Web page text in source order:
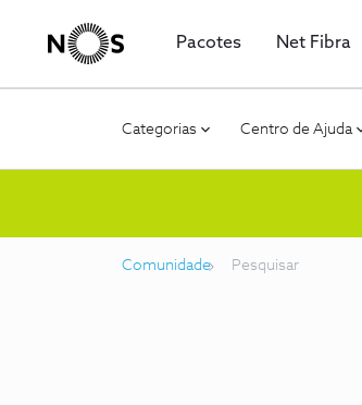
Pacotes Net Fibra
Categorias Centro de Ajuda
Comunidade Pesquisar